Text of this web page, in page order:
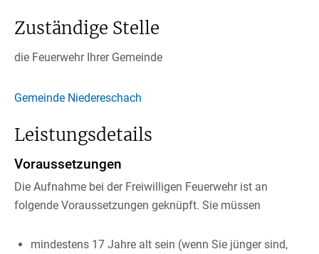
Zuständige Stelle
die Feuerwehr Ihrer Gemeinde
Gemeinde Niedereschach
Leistungsdetails
Voraussetzungen
Die Aufnahme bei der Freiwilligen Feuerwehr ist an
folgende Voraussetzungen geknüpft. Sie müssen
mindestens 17 Jahre alt sein (wenn Sie jünger sind,